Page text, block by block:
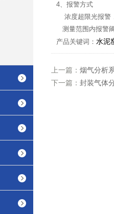
4、报警方式
浓度超限光报警
测量范围内报警
产品关键词： 水泥
上一篇： 烟气分析
下一篇： 封装气体